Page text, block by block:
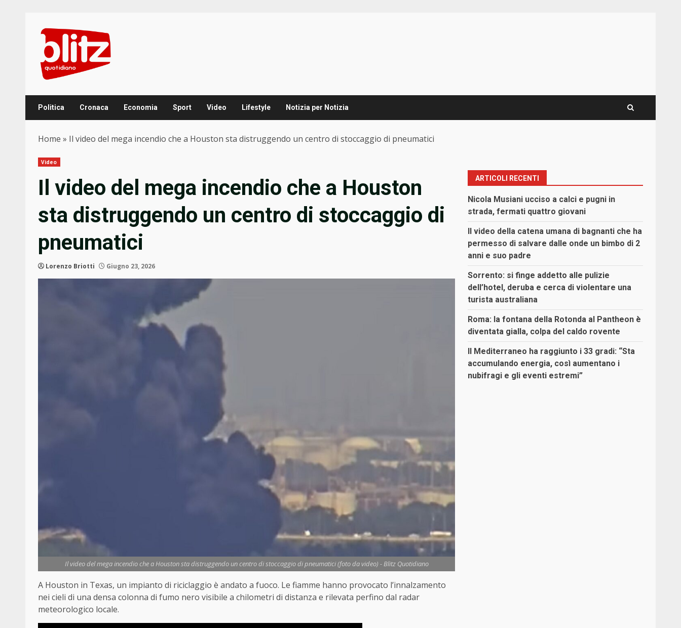
content
Politica Cronaca Economia Sport Video Lifestyle Notizia per Notizia
Home » Il video del mega incendio che a Houston sta distruggendo un centro di stoccaggio di pneumatici
Video
Il video del mega incendio che a Houston
sta distruggendo un centro di stoccaggio di
pneumatici
Lorenzo Briotti Giugno 23, 2026
Il video del mega incendio che a Houston sta distruggendo un centro di stoccaggio di pneumatici (foto da video) - Blitz Quotidiano
A Houston in Texas, un impianto di riciclaggio è andato a fuoco. Le fiamme hanno provocato l’innalzamento
nei cieli di una densa colonna di fumo nero visibile a chilometri di distanza e rilevata perfino dal radar
meteorologico locale.
ARTICOLI RECENTI
Nicola Musiani ucciso a calci e pugni in
strada, fermati quattro giovani
Il video della catena umana di bagnanti che ha
permesso di salvare dalle onde un bimbo di 2
anni e suo padre
Sorrento: si finge addetto alle pulizie
dell’hotel, deruba e cerca di violentare una
turista australiana
Roma: la fontana della Rotonda al Pantheon è
diventata gialla, colpa del caldo rovente
Il Mediterraneo ha raggiunto i 33 gradi: “Sta
accumulando energia, così aumentano i
nubifragi e gli eventi estremi”